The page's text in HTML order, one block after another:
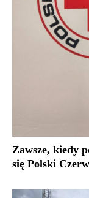
Zawsze, kiedy
się Polski